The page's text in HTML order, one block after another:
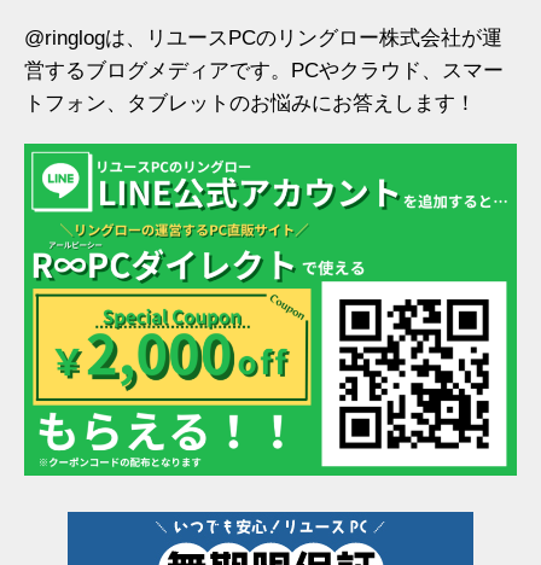
@ringlogは、リユースPCのリングロー株式会社が運
営するブログメディアです。PCやクラウド、スマー
トフォン、タブレットのお悩みにお答えします！